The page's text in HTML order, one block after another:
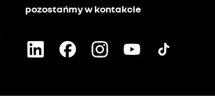
pozostańmy w kontakcie